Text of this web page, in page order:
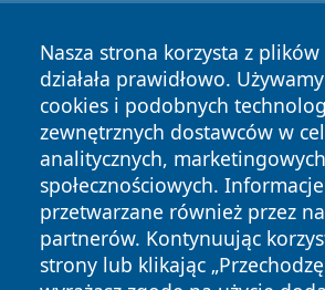
Nasza strona korzysta z
działała prawidłowo.
cookies i podobnych
zewnętrznych dostawców w
analitycznych,
społecznościowych.
przetwarzane również przez
partnerów. Kontynuując
strony lub klikając
Copyright © 2026 kielceinfo.pl
News Autorzy
Polityka
Prywatności